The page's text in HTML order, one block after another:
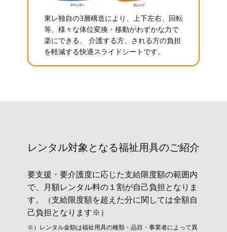
東レ独自の3層構造により、上下左右、回転
等、様々な体位変換・移動がわずかな力で
楽にできる、 介護する方、される方の負担
を軽減する快適スライドシートです。
レンタル対象と​なる福祉用具のご紹介
要支援・要介護度に応じた支給限度額の範囲内
で、月額レンタル料の１割が自己負担となりま
す。（支給限度額を超えた分に関しては全額自
己負担となります※）
※）レンタル金額は福祉用具の種類・品目・事業者によって異